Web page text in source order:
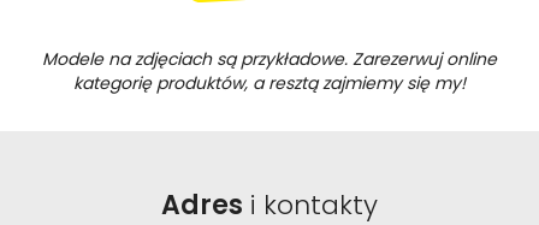
Modele na zdjęciach są przykładowe. Zarezerwuj online
kategorię produktów, a resztą zajmiemy się my!
Adres i kontakty